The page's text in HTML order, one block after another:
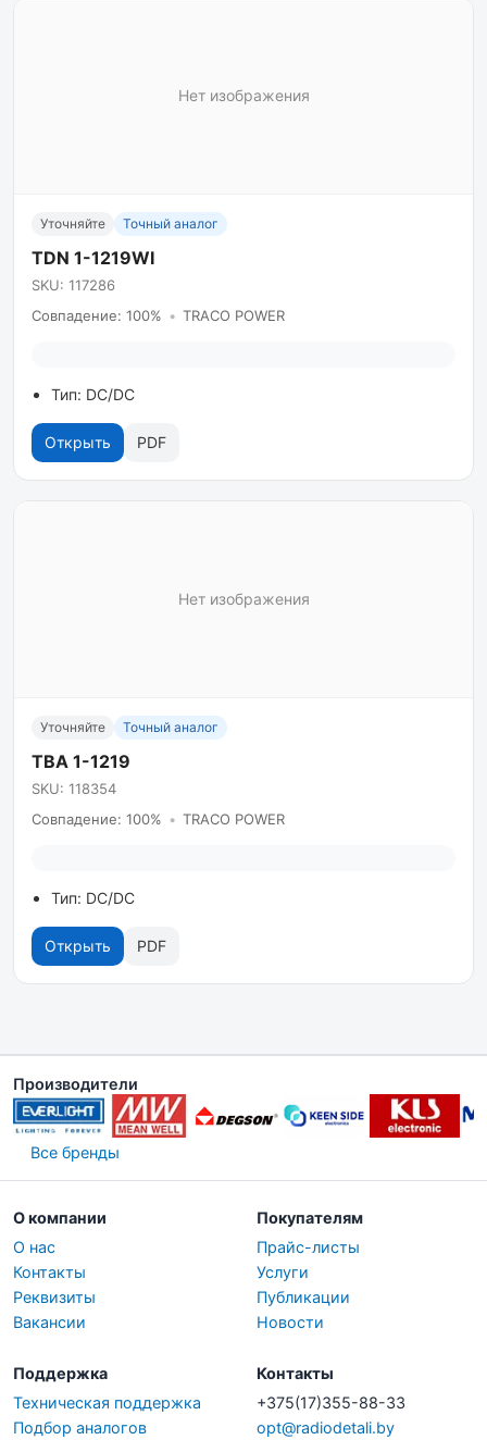
Нет изображения
Уточняйте Точный аналог
TDN 1-1219WI
SKU: 117286
Совпадение: 100% • TRACO POWER
Тип: DC/DC
Открыть PDF
Нет изображения
Уточняйте Точный аналог
TBA 1-1219
SKU: 118354
Совпадение: 100% • TRACO POWER
Тип: DC/DC
Открыть PDF
Производители
Все бренды
О компании
О нас
Контакты
Реквизиты
Вакансии
Покупателям
Прайс-листы
Услуги
Публикации
Новости
Поддержка
Техническая поддержка
Подбор аналогов
Контакты
+375(17)355-88-33
opt@radiodetali.by